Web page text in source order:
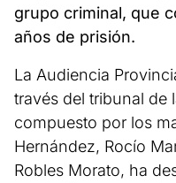
grupo criminal, que
años de prisión.
La Audiencia
través del tribunal de
compuesto por los
Hernández, Rocío
Robles Morato, ha